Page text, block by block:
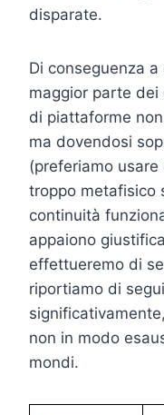
disparate.
Di conseguenza
maggior parte
di piattaforme
ma dovendosi
(preferiamo
troppo metafisico
continuità
appaiono
effettueremo di
riportiamo di
non in modo
mondi.